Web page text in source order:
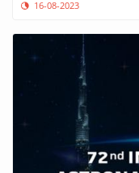
16-08-2023